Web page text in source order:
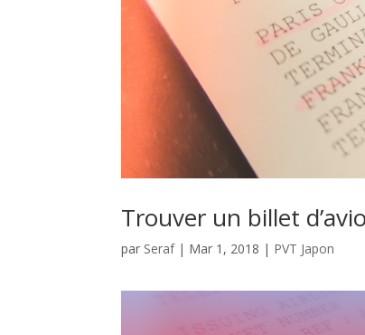
Trouver un billet
par Seraf| Mar 1, 2018 | PVT Japon